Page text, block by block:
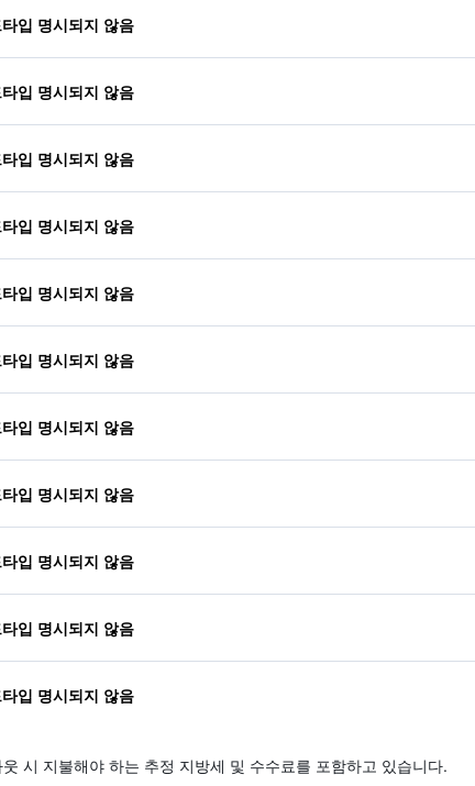
입 명시되지 않음
입 명시되지 않음
입 명시되지 않음
입 명시되지 않음
입 명시되지 않음
입 명시되지 않음
입 명시되지 않음
입 명시되지 않음
입 명시되지 않음
입 명시되지 않음
입 명시되지 않음
시 지불해야 하는 추정 지방세 및 수수료를 포함하고 있습니다.